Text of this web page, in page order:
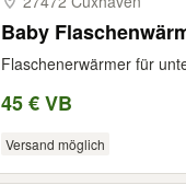
Baby
Flaschenerwärmer für
45 € VB
Versand möglich